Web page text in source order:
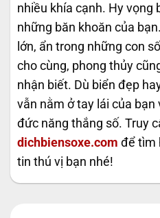
nhiều khía cạnh. Hy vọng
những băn khoăn của
lớn, ẩn trong những con
cho cùng, phong thủy
nhận biết. Dù biển đẹp
vẫn nằm ở tay lái của
đức năng thắng số. Truy
dichbiensoxe.com để tìm
tin thú vị bạn nhé!